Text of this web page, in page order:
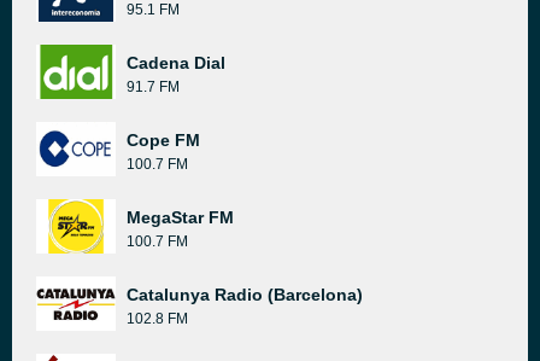
95.1 FM
Cadena Dial
91.7 FM
Cope FM
100.7 FM
MegaStar FM
100.7 FM
Catalunya Radio (Barcelona)
102.8 FM